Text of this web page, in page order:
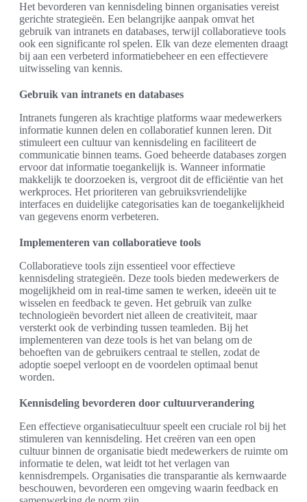
Het bevorderen van kennisdeling binnen organisaties vereist
gerichte strategieën. Een belangrijke aanpak omvat het
gebruik van intranets en databases, terwijl collaboratieve tools
ook een significante rol spelen. Elk van deze elementen draagt
bij aan een verbeterd informatiebeheer en een effectievere
uitwisseling van kennis.
Gebruik van intranets en databases
Intranets fungeren als krachtige platforms waar medewerkers
informatie kunnen delen en collaboratief kunnen leren. Dit
stimuleert een cultuur van kennisdeling en faciliteert de
communicatie binnen teams. Goed beheerde databases zorgen
ervoor dat informatie toegankelijk is. Wanneer informatie
makkelijk te doorzoeken is, vergroot dit de efficiëntie van het
werkproces. Het prioriteren van gebruiksvriendelijke
interfaces en duidelijke categorisaties kan de toegankelijkheid
van gegevens enorm verbeteren.
Implementeren van collaboratieve tools
Collaboratieve tools zijn essentieel voor effectieve
kennisdeling strategieën. Deze tools bieden medewerkers de
mogelijkheid om in real-time samen te werken, ideeën uit te
wisselen en feedback te geven. Het gebruik van zulke
technologieën bevordert niet alleen de creativiteit, maar
versterkt ook de verbinding tussen teamleden. Bij het
implementeren van deze tools is het van belang om de
behoeften van de gebruikers centraal te stellen, zodat de
adoptie soepel verloopt en de voordelen optimaal benut
worden.
Kennisdeling bevorderen door cultuurverandering
Een effectieve organisatiecultuur speelt een cruciale rol bij het
stimuleren van kennisdeling. Het creëren van een open
cultuur binnen de organisatie biedt medewerkers de ruimte om
informatie te delen, wat leidt tot het verlagen van
kennisdrempels. Organisaties die transparantie als kernwaarde
beschouwen, bevorderen een omgeving waarin feedback en